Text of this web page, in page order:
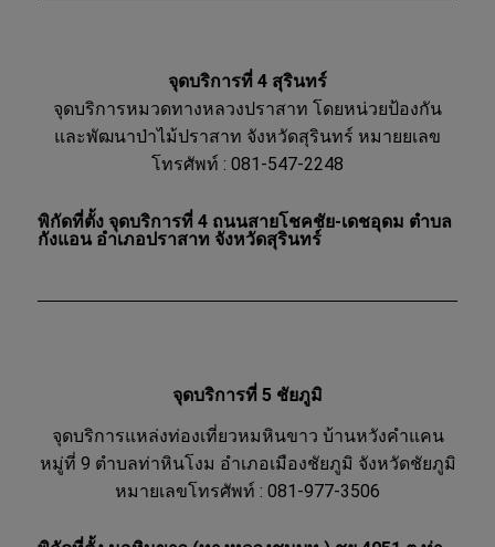
จุดบริการที่ 4 สุรินทร์
จุดบริการหมวดทางหลวงปราสาท โดยหน่วยป้องกัน
และพัฒนาป่าไม้ปราสาท จังหวัดสุรินทร์ หมายยเลข
โทรศัพท์ : 081-547-2248
พิกัดที่ตั้ง จุดบริการที่ 4 ถนนสายโชคชัย-เดชอุดม ตำบล
กังแอน อำเภอปราสาท จังหวัดสุรินทร์
จุดบริการที่ 5 ชัยภูมิ
จุดบริการแหล่งท่องเที่ยวหมหินขาว บ้านหวังคำแคน
หมู่ที่ 9 ตำบลท่าหินโงม อำเภอเมืองชัยภูมิ จังหวัดชัยภูมิ
หมายเลขโทรศัพท์ : 081-977-3506